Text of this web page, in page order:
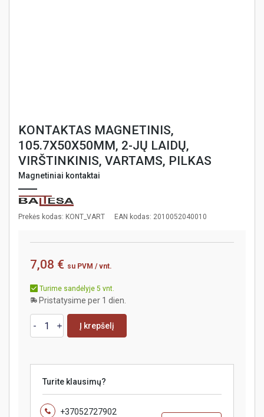
KONTAKTAS MAGNETINIS,
105.7X50X50MM, 2-JŲ LAIDŲ,
VIRŠTINKINIS, VARTAMS, PILKAS
Magnetiniai kontaktai
Prekės kodas: KONT_VART EAN kodas: 2010052040010
7,08 € su PVM / vnt.
Turime sandėlyje 5 vnt.
Pristatysime per 1 dien.
Į krepšelį
Turite klausimų?
+37052727902